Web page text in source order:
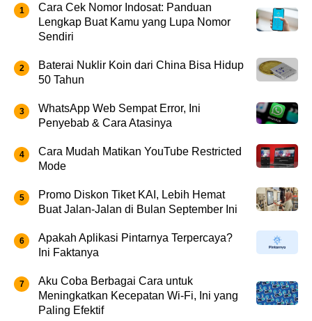
Cara Cek Nomor Indosat: Panduan
Lengkap Buat Kamu yang Lupa Nomor
Sendiri
Baterai Nuklir Koin dari China Bisa Hidup
50 Tahun
WhatsApp Web Sempat Error, Ini
Penyebab & Cara Atasinya
Cara Mudah Matikan YouTube Restricted
Mode
Promo Diskon Tiket KAI, Lebih Hemat
Buat Jalan-Jalan di Bulan September Ini
Apakah Aplikasi Pintarnya Terpercaya?
Ini Faktanya
Aku Coba Berbagai Cara untuk
Meningkatkan Kecepatan Wi-Fi, Ini yang
Paling Efektif